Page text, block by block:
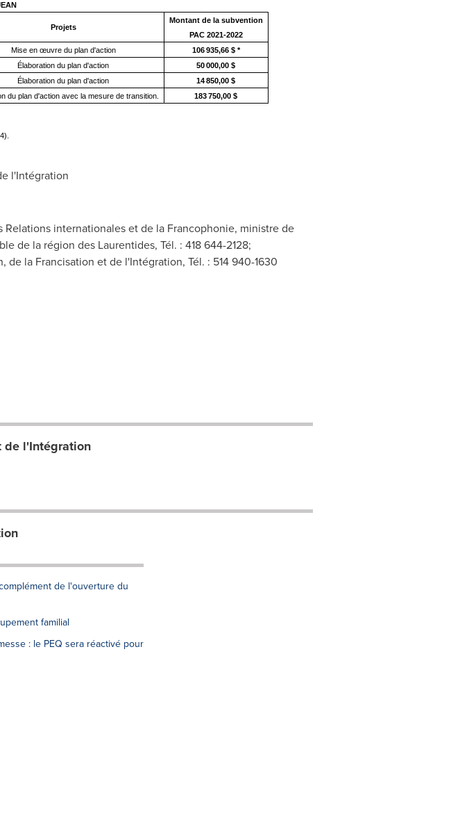
Projets
Montant de la subvention
PAC 2021-2022
Mise en œuvre du plan d'action
106 935,66 $ *
Élaboration du plan d'action
50 000,00 $
Élaboration du plan d'action
14 850,00 $
du plan d'action avec la mesure de transition. 183 750,00 $
l'Intégration
internationales et de la Francophonie, ministre de
de la région des Laurentides, Tél. : 418 644-2128;
la Francisation et de l'Intégration, Tél. : 514 940-1630
de l'Intégration
de l'ouverture du
familial
: le PEQ sera réactivé pour